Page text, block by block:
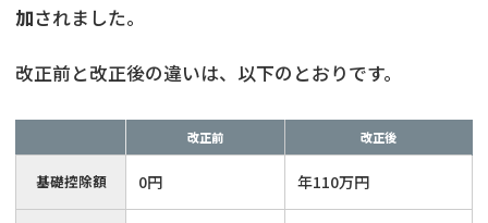
加されました。
改正前と改正後の違いは、以下のとおりです。
改正前 改正後
基礎控除額 0円 年110万円